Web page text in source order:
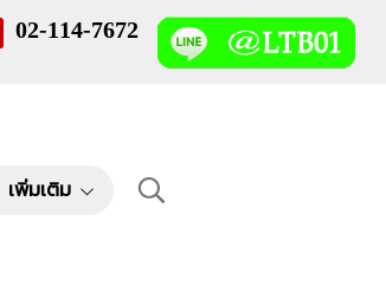
02-114-7672
เพิ่มเติม